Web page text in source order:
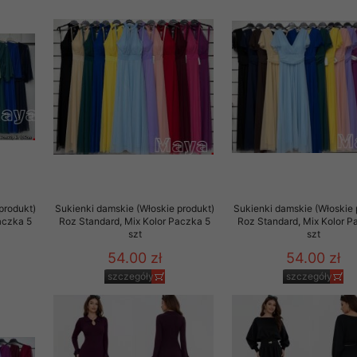
5
Sukienki damskie (Włoskie produkt)
Roz Standard, Mix Kolor Paczka 5
szt
54.00 zł
szczegóły
Sukienki damskie (Włoskie
Roz Standard, Mix Kolor
szt
54.00 zł
szczegóły
sierpnia 1997 r. o
przechowujemy na
jedynie uprawnieni
danych w celu
osobom trzecim,
na podstawie
na komputerze Klienta
naszej oferty do
internetowej
tych plików
na komputerze